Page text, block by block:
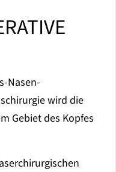
Nasen-
wird die
Gebiet des Kopfes